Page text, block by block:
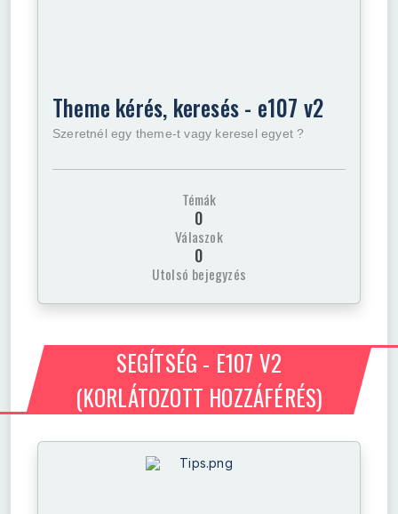
Theme kérés, keresés - e107 v2
Szeretnél egy theme-t vagy keresel egyet ?
Témák
0
Válaszok
0
Utolsó bejegyzés
SEGÍTSÉG - E107 V2
(KORLÁTOZOTT HOZZÁFÉRÉS)